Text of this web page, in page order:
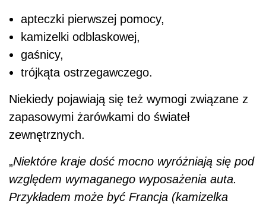
apteczki pierwszej pomocy,
kamizelki odblaskowej,
gaśnicy,
trójkąta ostrzegawczego.
Niekiedy pojawiają się też wymogi związane z
zapasowymi żarówkami do świateł
zewnętrznych.
„Niektóre kraje dość mocno wyróżniają się pod
względem wymaganego wyposażenia auta.
Przykładem może być Francja (kamizelka